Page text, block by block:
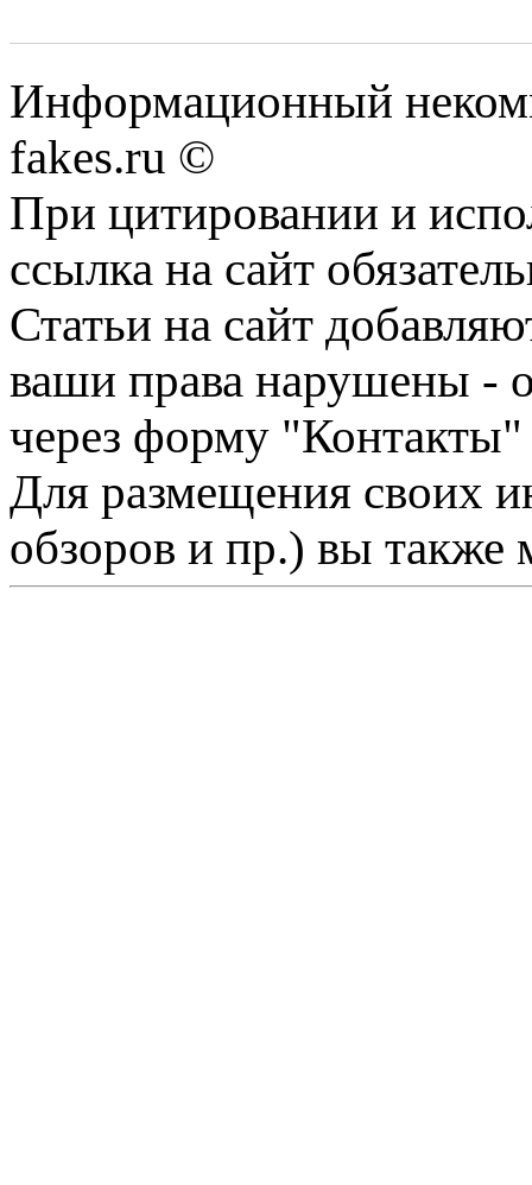
Информационный
fakes.ru ©
При цитировании и
ссылка на сайт
Статьи на сайт
ваши права нарушены -
через форму "Контакты"
Для размещения своих
обзоров и пр.) вы также